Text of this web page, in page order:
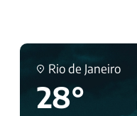
Rio de Janeiro
28°